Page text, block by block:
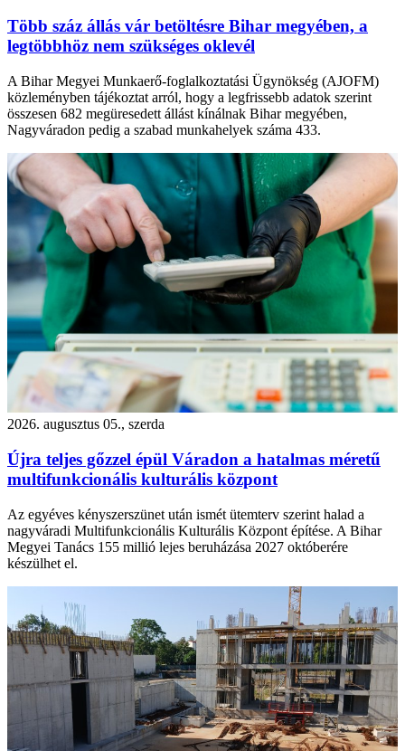
Több száz állás vár betöltésre Bihar megyében, a
legtöbbhöz nem szükséges oklevél
A Bihar Megyei Munkaerő-foglalkoztatási Ügynökség (AJOFM)
közleményben tájékoztat arról, hogy a legfrissebb adatok szerint
összesen 682 megüresedett állást kínálnak Bihar megyében,
Nagyváradon pedig a szabad munkahelyek száma 433.
2026. augusztus 05., szerda
Újra teljes gőzzel épül Váradon a hatalmas méretű
multifunkcionális kulturális központ
Az egyéves kényszerszünet után ismét ütemterv szerint halad a
nagyváradi Multifunkcionális Kulturális Központ építése. A Bihar
Megyei Tanács 155 millió lejes beruházása 2027 októberére
készülhet el.